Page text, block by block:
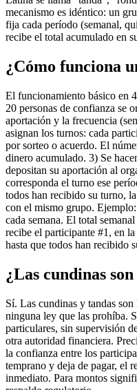
mecanismo es idéntico: un
fija cada período (semanal,
recibe el total acumulado en
¿Cómo funciona
El funcionamiento básico en
20 personas de confianza se
aportación y la frecuencia
asignan los turnos: cada
por sorteo o acuerdo. El
dinero acumulado. 3) Se
depositan su aportación al
corresponda el turno ese
todos han recibido su turno,
con el mismo grupo.
cada semana. El total
recibe el participante #1, en
hasta que todos han recibido
¿Las cundinas
Sí. Las cundinas y tandas
ninguna ley que las prohíba.
particulares, sin supervisión
otra autoridad financiera.
la confianza entre los
temprano y deja de pagar, el
inmediato. Para montos